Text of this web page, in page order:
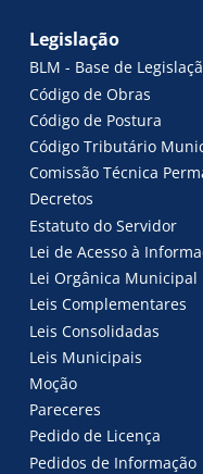
Legislação
BLM - Base de
Código de Obras
Código de Postura
Código Tributário
Comissão Técnica
Decretos
Estatuto do Servidor
Lei de Acesso à
Lei Orgânica Municipal
Leis Complementares
Leis Consolidadas
Leis Municipais
Moção
Pareceres
Pedido de Licença
Pedidos de Informação